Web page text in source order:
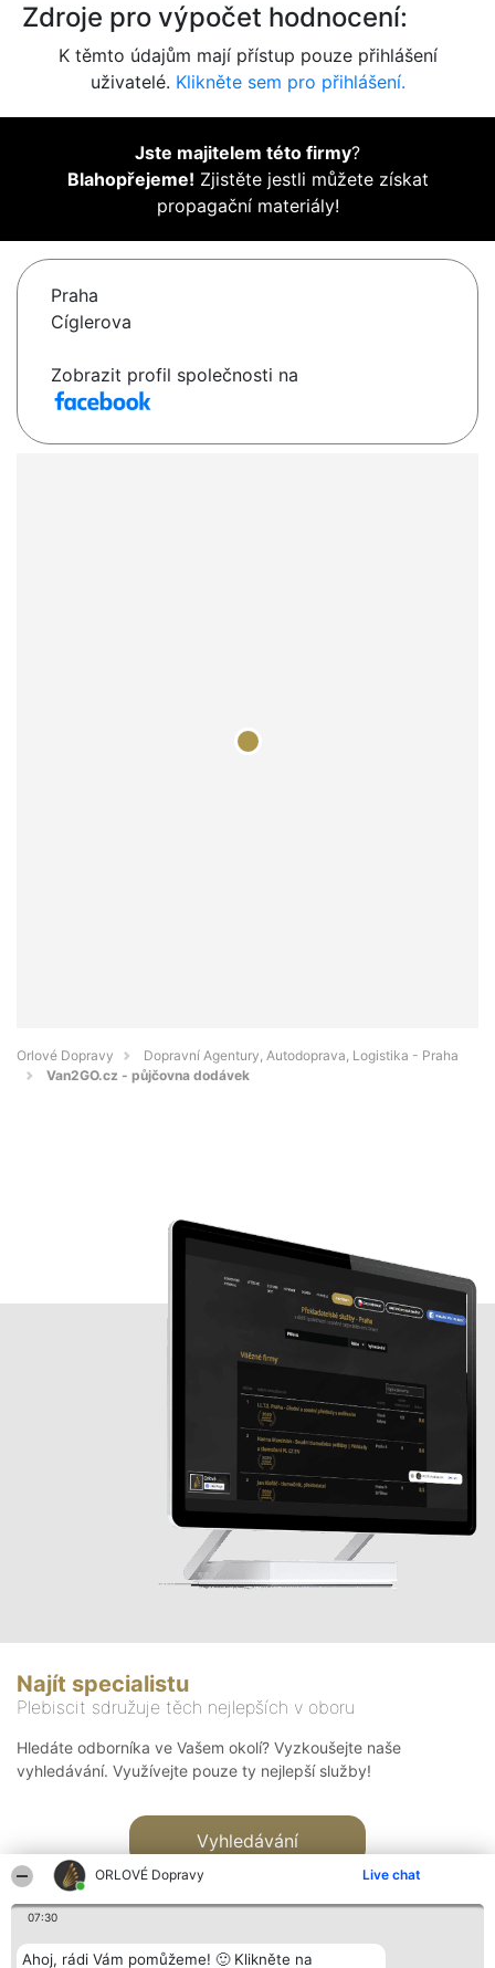
ORLOVÉ Dopravy Live chat
07:30
Ahoj, rádi Vám pomůžeme! 🙂 Klikněte na
Zdroje pro výpočet hodnocení:
K těmto údajům mají přístup pouze přihlášení
uživatelé. Klikněte sem pro přihlášení.
Jste majitelem této firmy?
Blahopřejeme! Zjistěte jestli můžete získat
propagační materiály!
Praha
Cíglerova
Zobrazit profil společnosti na
Orlové Dopravy
Dopravní Agentury, Autodoprava, Logistika - Praha
Van2GO.cz - půjčovna dodávek
Najít specialistu
Plebiscit sdružuje těch nejlepších v oboru
Hledáte odborníka ve Vašem okolí? Vyzkoušejte naše
vyhledávání. Využívejte pouze ty nejlepší služby!
Vyhledávání